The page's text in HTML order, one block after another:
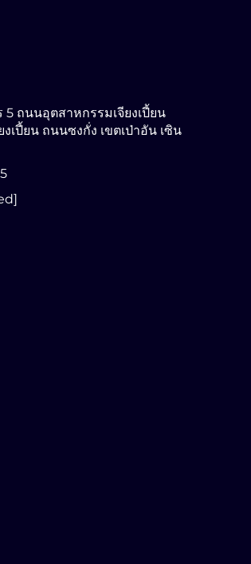
5 ถนนอุตสาหกรรมเจียงเปี้ยน
เปี้ยน ถนนซงกั่ง เขตเป่าอัน เซิน